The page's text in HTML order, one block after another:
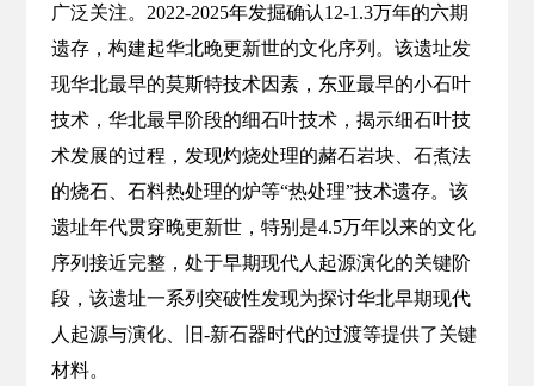
广泛关注。2022-2025年发掘确认12-1.3万年的六期
遗存，构建起华北晚更新世的文化序列。该遗址发
现华北最早的莫斯特技术因素，东亚最早的小石叶
技术，华北最早阶段的细石叶技术，揭示细石叶技
术发展的过程，发现灼烧处理的赭石岩块、石煮法
的烧石、石料热处理的炉等“热处理”技术遗存。该
遗址年代贯穿晚更新世，特别是4.5万年以来的文化
序列接近完整，处于早期现代人起源演化的关键阶
段，该遗址一系列突破性发现为探讨华北早期现代
人起源与演化、旧-新石器时代的过渡等提供了关键
材料。